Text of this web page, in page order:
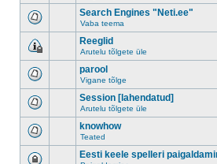
Search Engines "Neti.ee"
Vaba teema
Reeglid
Arutelu tõlgete üle
parool
Vigane tõlge
Session [lahendatud]
Arutelu tõlgete üle
knowhow
Teated
Eesti keele spelleri